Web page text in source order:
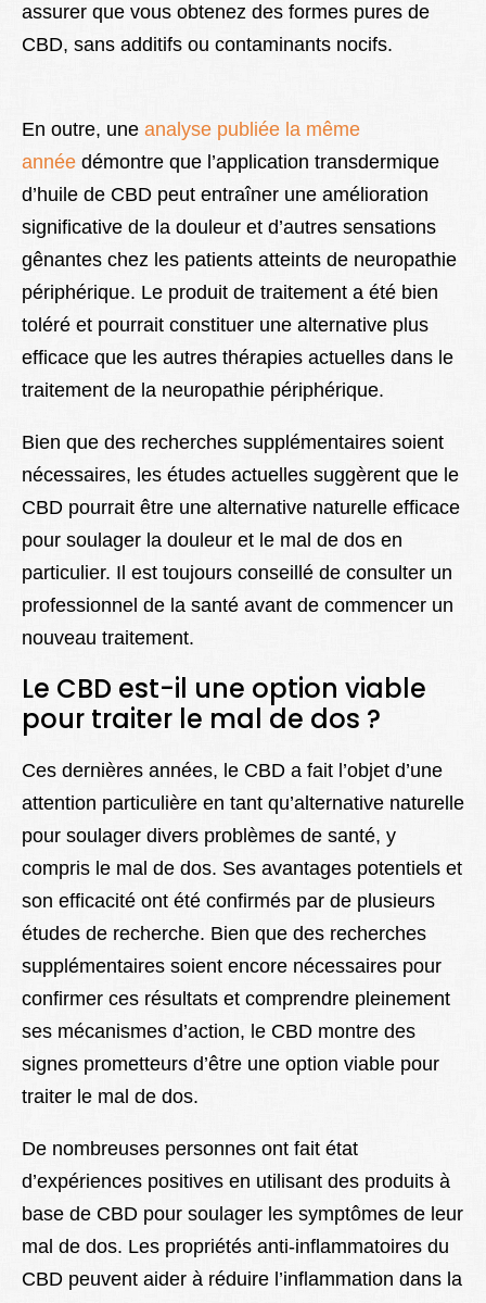
assurer que vous obtenez des formes pures de
CBD, sans additifs ou contaminants nocifs.
En outre, une analyse publiée la même
année démontre que l’application transdermique
d’huile de CBD peut entraîner une amélioration
significative de la douleur et d’autres sensations
gênantes chez les patients atteints de neuropathie
périphérique. Le produit de traitement a été bien
toléré et pourrait constituer une alternative plus
efficace que les autres thérapies actuelles dans le
traitement de la neuropathie périphérique.
Bien que des recherches supplémentaires soient
nécessaires, les études actuelles suggèrent que le
CBD pourrait être une alternative naturelle efficace
pour soulager la douleur et le mal de dos en
particulier. Il est toujours conseillé de consulter un
professionnel de la santé avant de commencer un
nouveau traitement.
Le CBD est-il une option viable
pour traiter le mal de dos ?
Ces dernières années, le CBD a fait l’objet d’une
attention particulière en tant qu’alternative naturelle
pour soulager divers problèmes de santé, y
compris le mal de dos. Ses avantages potentiels et
son efficacité ont été confirmés par de plusieurs
études de recherche. Bien que des recherches
supplémentaires soient encore nécessaires pour
confirmer ces résultats et comprendre pleinement
ses mécanismes d’action, le CBD montre des
signes prometteurs d’être une option viable pour
traiter le mal de dos.
De nombreuses personnes ont fait état
d’expériences positives en utilisant des produits à
base de CBD pour soulager les symptômes de leur
mal de dos. Les propriétés anti-inflammatoires du
CBD peuvent aider à réduire l’inflammation dans la